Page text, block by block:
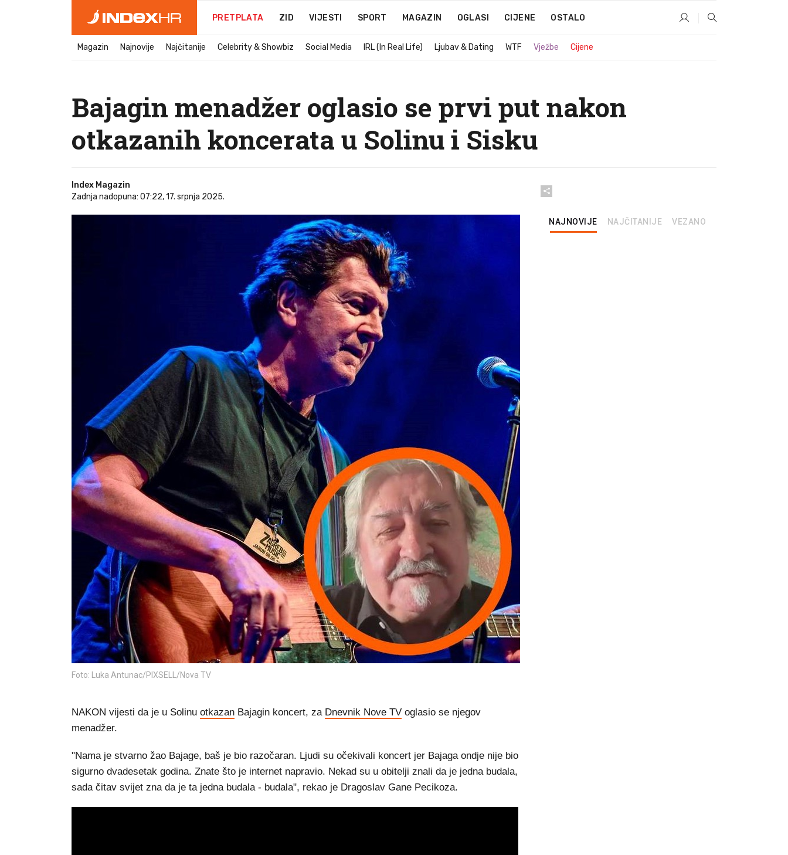
PRETPLATA ZID VIJESTI SPORT MAGAZIN OGLASI CIJENE OSTALO
Magazin Najnovije Najčitanije Celebrity & Showbiz Social Media IRL (In Real Life) Ljubav & Dating WTF Vježbe Cijene
Bajagin menadžer oglasio se prvi put nakon
otkazanih koncerata u Solinu i Sisku
Index Magazin
Zadnja nadopuna: 07:22, 17. srpnja 2025.
Foto: Luka Antunac/PIXSELL/Nova TV
NAKON vijesti da je u Solinu otkazan Bajagin koncert, za Dnevnik Nove TV oglasio se njegov
menadžer.
"Nama je stvarno žao Bajage, baš je bio razočaran. Ljudi su očekivali koncert jer Bajaga ondje nije bio
sigurno dvadesetak godina. Znate što je internet napravio. Nekad su u obitelji znali da je jedna budala,
sada čitav svijet zna da je ta jedna budala - budala", rekao je Dragoslav Gane Pecikoza.
NAJNOVIJE NAJČITANIJE VEZANO